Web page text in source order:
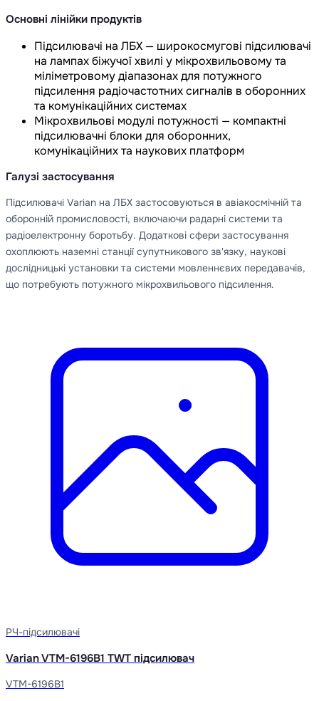
Основні лінійки продуктів
Підсилювачі на ЛБХ — широкосмугові підсилювачі
на лампах біжучої хвилі у мікрохвильовому та
міліметровому діапазонах для потужного
підсилення радіочастотних сигналів в оборонних
та комунікаційних системах
Мікрохвильові модулі потужності — компактні
підсилювачні блоки для оборонних,
комунікаційних та наукових платформ
Галузі застосування
Підсилювачі Varian на ЛБХ застосовуються в авіакосмічній та
оборонній промисловості, включаючи радарні системи та
радіоелектронну боротьбу. Додаткові сфери застосування
охоплюють наземні станції супутникового зв'язку, наукові
дослідницькі установки та системи мовленнєвих передавачів,
що потребують потужного мікрохвильового підсилення.
РЧ-підсилювачі
Varian VTM-6196B1 TWT підсилювач
VTM-6196B1